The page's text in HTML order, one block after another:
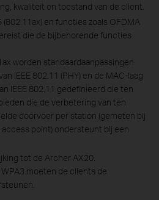
kwaliteit en toestand van de client.
en functies zoals OFDMA
die de bijbehorende functies
worden standaardaanpassingen
IEEE 802.11 (PHY) en de MAC-laag
IEEE 802.11 gedefinieerd die ten
die de verbetering van ten
doorvoer per station (gemeten bij
point) ondersteunt bij een
tot de Archer AX20.
moeten de clients de